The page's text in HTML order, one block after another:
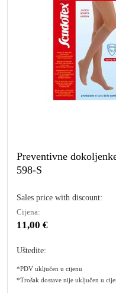
Preventivne
598-S
Sales price with discount:
Cijena:
11,00 €
Uštedite:
*PDV uključen u cijenu
*Trošak dostave nije uključen u